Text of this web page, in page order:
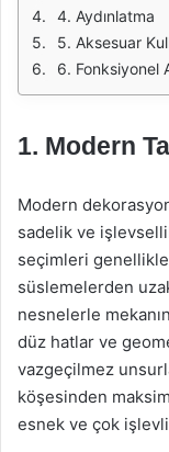
4. Aydınlatma
5. Aksesuar
6. Fonksiyonel
1. Modern
Modern
sadelik ve
seçimleri
süslemelerden
nesnelerle
düz hatlar ve
vazgeçilmez
köşesinden
esnek ve çok